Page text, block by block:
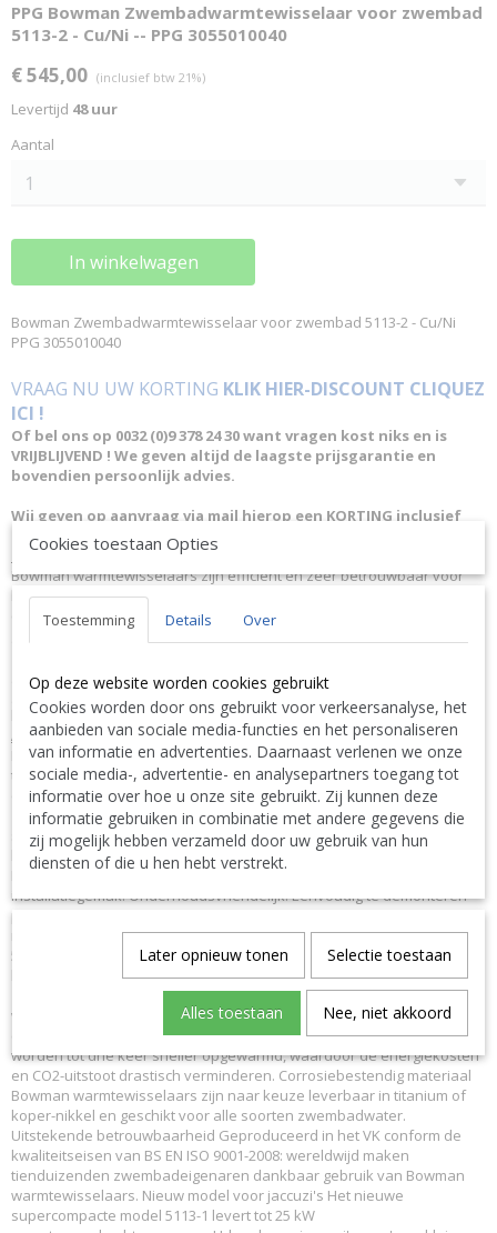
PPG Bowman Zwembadwarmtewisselaar voor zwembad
5113-2 - Cu/Ni -- PPG 3055010040
€ 545,00 (inclusief btw 21%)
Levertijd 48 uur
Aantal
In winkelwagen
Bowman Zwembadwarmtewisselaar voor zwembad 5113-2 - Cu/Ni
PPG 3055010040
VRAAG NU UW KORTING KLIK HIER-DISCOUNT CLIQUEZ
ICI !
Of bel ons op 0032 (0)9 378 24 30 want vragen kost niks en is
VRIJBLIJVEND ! We geven altijd de laagste prijsgarantie en
bovendien persoonlijk advies.
Wij geven op aanvraag via mail hierop een KORTING inclusief
levering.
OMSCHRIJVING
Bowman warmtewisselaars zijn efficiënt en zeer betrouwbaar voor
het opwarmen van zwembaden, spa's en jacuzzi's, voor zowel
commercieel als privégebruik. Verkrijgbaar in twee uitvoeringen voor
gebruik met klassieke boilers of met
geavanceerde technologie van Bowman warmtewisselaars staan
garant voor een optimale warmteoverdracht, maximale
bedrijfszekerheid en lange levensduur.
ALGEMEEN
Eigenschappen Lange levensduur: Leverbaar met pijpenbundels uit
titanium of koper-nikkel. 10 jaar garantie: 10 jaar garantie tegen roest
op alle onderdelen van titanium die in contact staan met
zwembadwater. Energiebesparing: Warmt zwembaden tot drie keer
sneller op dan concurrerende toestellen, zodat de gebruikskosten
lager uitvallen en u geld kunt uitsparen. Thermostaataansluitingen:
Ingebouwde thermostaataansluitingen van 7 mm voor meer
installatiegemak. Onderhoudsvriendelijk: Eenvoudig te demonteren
pijpenbundel en eindkappen voor meer onderhouds- en
reinigingsgemak. Eenvoudig te installeren: De populaire modellen
5113 en 5114 hebben eindkappen uit composietmateriaal en
lijmverbindingen voor eenvoudige montage direct op de
zwembadleiding. Voordelen Energiebesparing Bowman
warmtewisselaars gebruiken meer warmteoverdrachtsbuizen dan
concurrerende producten en werken dus veel efficiënter: zwembaden
worden tot drie keer sneller opgewarmd, waardoor de energiekosten
en CO2-uitstoot drastisch verminderen. Corrosiebestendig materiaal
Bowman warmtewisselaars zijn naar keuze leverbaar in titanium of
koper-nikkel en geschikt voor alle soorten zwembadwater.
Uitstekende betrouwbaarheid Geproduceerd in het VK conform de
kwaliteitseisen van BS EN ISO 9001-2008: wereldwijd maken
tienduizenden zwembadeigenaren dankbaar gebruik van Bowman
warmtewisselaars. Nieuw model voor jaccuzi's Het nieuwe
supercompacte model 5113-1 levert tot 25 kW
Cookies toestaan Opties
Toestemming Details Over
Op deze website worden cookies gebruikt
Cookies worden door ons gebruikt voor verkeersanalyse, het
aanbieden van sociale media-functies en het personaliseren
van informatie en advertenties. Daarnaast verlenen we onze
sociale media-, advertentie- en analysepartners toegang tot
informatie over hoe u onze site gebruikt. Zij kunnen deze
informatie gebruiken in combinatie met andere gegevens die
zij mogelijk hebben verzameld door uw gebruik van hun
diensten of die u hen hebt verstrekt.
Later opnieuw tonen Selectie toestaan
Alles toestaan Nee, niet akkoord